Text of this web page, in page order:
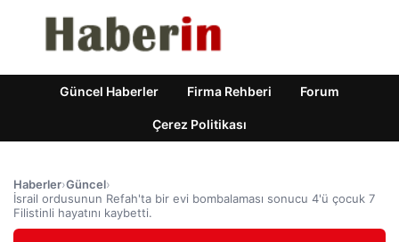
Güncel Haberler Firma Rehberi Forum
Çerez Politikası
Haberler›Güncel›
İsrail ordusunun Refah'ta bir evi bombalaması sonucu 4'ü çocuk 7
Filistinli hayatını kaybetti.